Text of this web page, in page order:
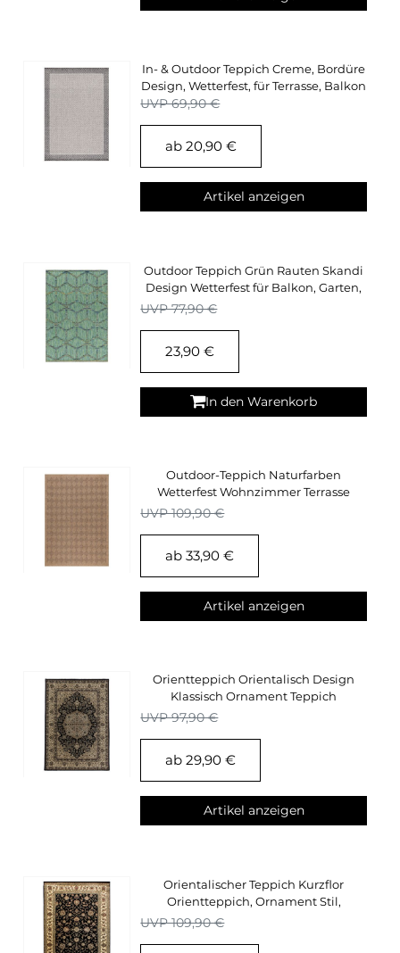
In- & Outdoor Teppich Creme, Bordüre
Design, Wetterfest, für Terrasse, Balkon
UVP 69,90 €
ab 20,90 €
Artikel anzeigen
Outdoor Teppich Grün Rauten Skandi
Design Wetterfest für Balkon, Garten,
UVP 77,90 €
23,90 €
In den Warenkorb
Outdoor-Teppich Naturfarben
Wetterfest Wohnzimmer Terrasse
Balkon Küchenteppich
UVP 109,90 €
ab 33,90 €
Artikel anzeigen
Orientteppich Orientalisch Design
Klassisch Ornament Teppich
Wohnzimmer Schwarz
UVP 97,90 €
ab 29,90 €
Artikel anzeigen
Orientalischer Teppich Kurzflor
Orientteppich, Ornament Stil,
Wohnzimmerteppich
UVP 109,90 €